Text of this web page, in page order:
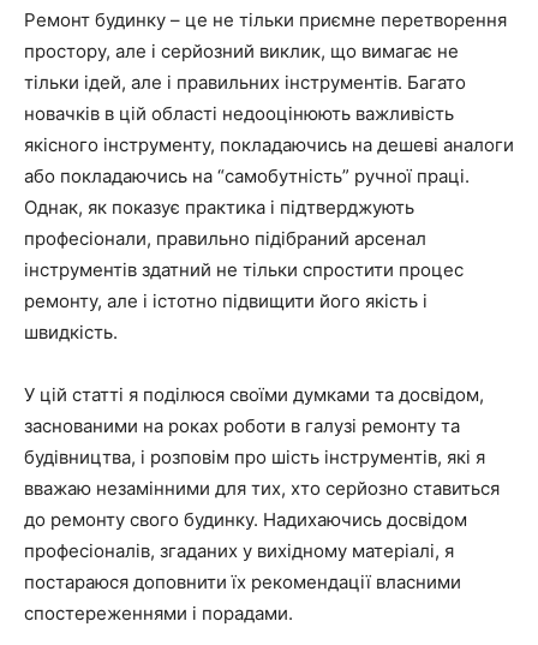
Ремонт будинку – це не тільки приємне перетворення
простору, але і серйозний виклик, що вимагає не
тільки ідей, але і правильних інструментів. Багато
новачків в цій області недооцінюють важливість
якісного інструменту, покладаючись на дешеві аналоги
або покладаючись на “самобутність” ручної праці.
Однак, як показує практика і підтверджують
професіонали, правильно підібраний арсенал
інструментів здатний не тільки спростити процес
ремонту, але і істотно підвищити його якість і
швидкість.
У цій статті я поділюся своїми думками та досвідом,
заснованими на роках роботи в галузі ремонту та
будівництва, і розповім про шість інструментів, які я
вважаю незамінними для тих, хто серйозно ставиться
до ремонту свого будинку. Надихаючись досвідом
професіоналів, згаданих у вихідному матеріалі, я
постараюся доповнити їх рекомендації власними
спостереженнями і порадами.